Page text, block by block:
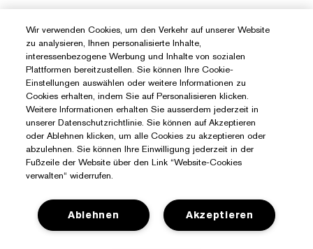
Sie Benötigen Hilfe?
Wir verwenden Cookies, um den Verkehr auf unserer Website
zu analysieren, Ihnen personalisierte Inhalte,
interessenbezogene Werbung und Inhalte von sozialen
Plattformen bereitzustellen. Sie können Ihre Cookie-
Einstellungen auswählen oder weitere Informationen zu
Cookies erhalten, indem Sie auf Personalisieren klicken.
Weitere Informationen erhalten Sie ausserdem jederzeit in
unserer Datenschutzrichtlinie. Sie können auf Akzeptieren
oder Ablehnen klicken, um alle Cookies zu akzeptieren oder
abzulehnen. Sie können Ihre Einwilligung jederzeit in der
Fußzeile der Website über den Link “Website-Cookies
verwalten“ widerrufen.
Akzeptieren
Ablehnen